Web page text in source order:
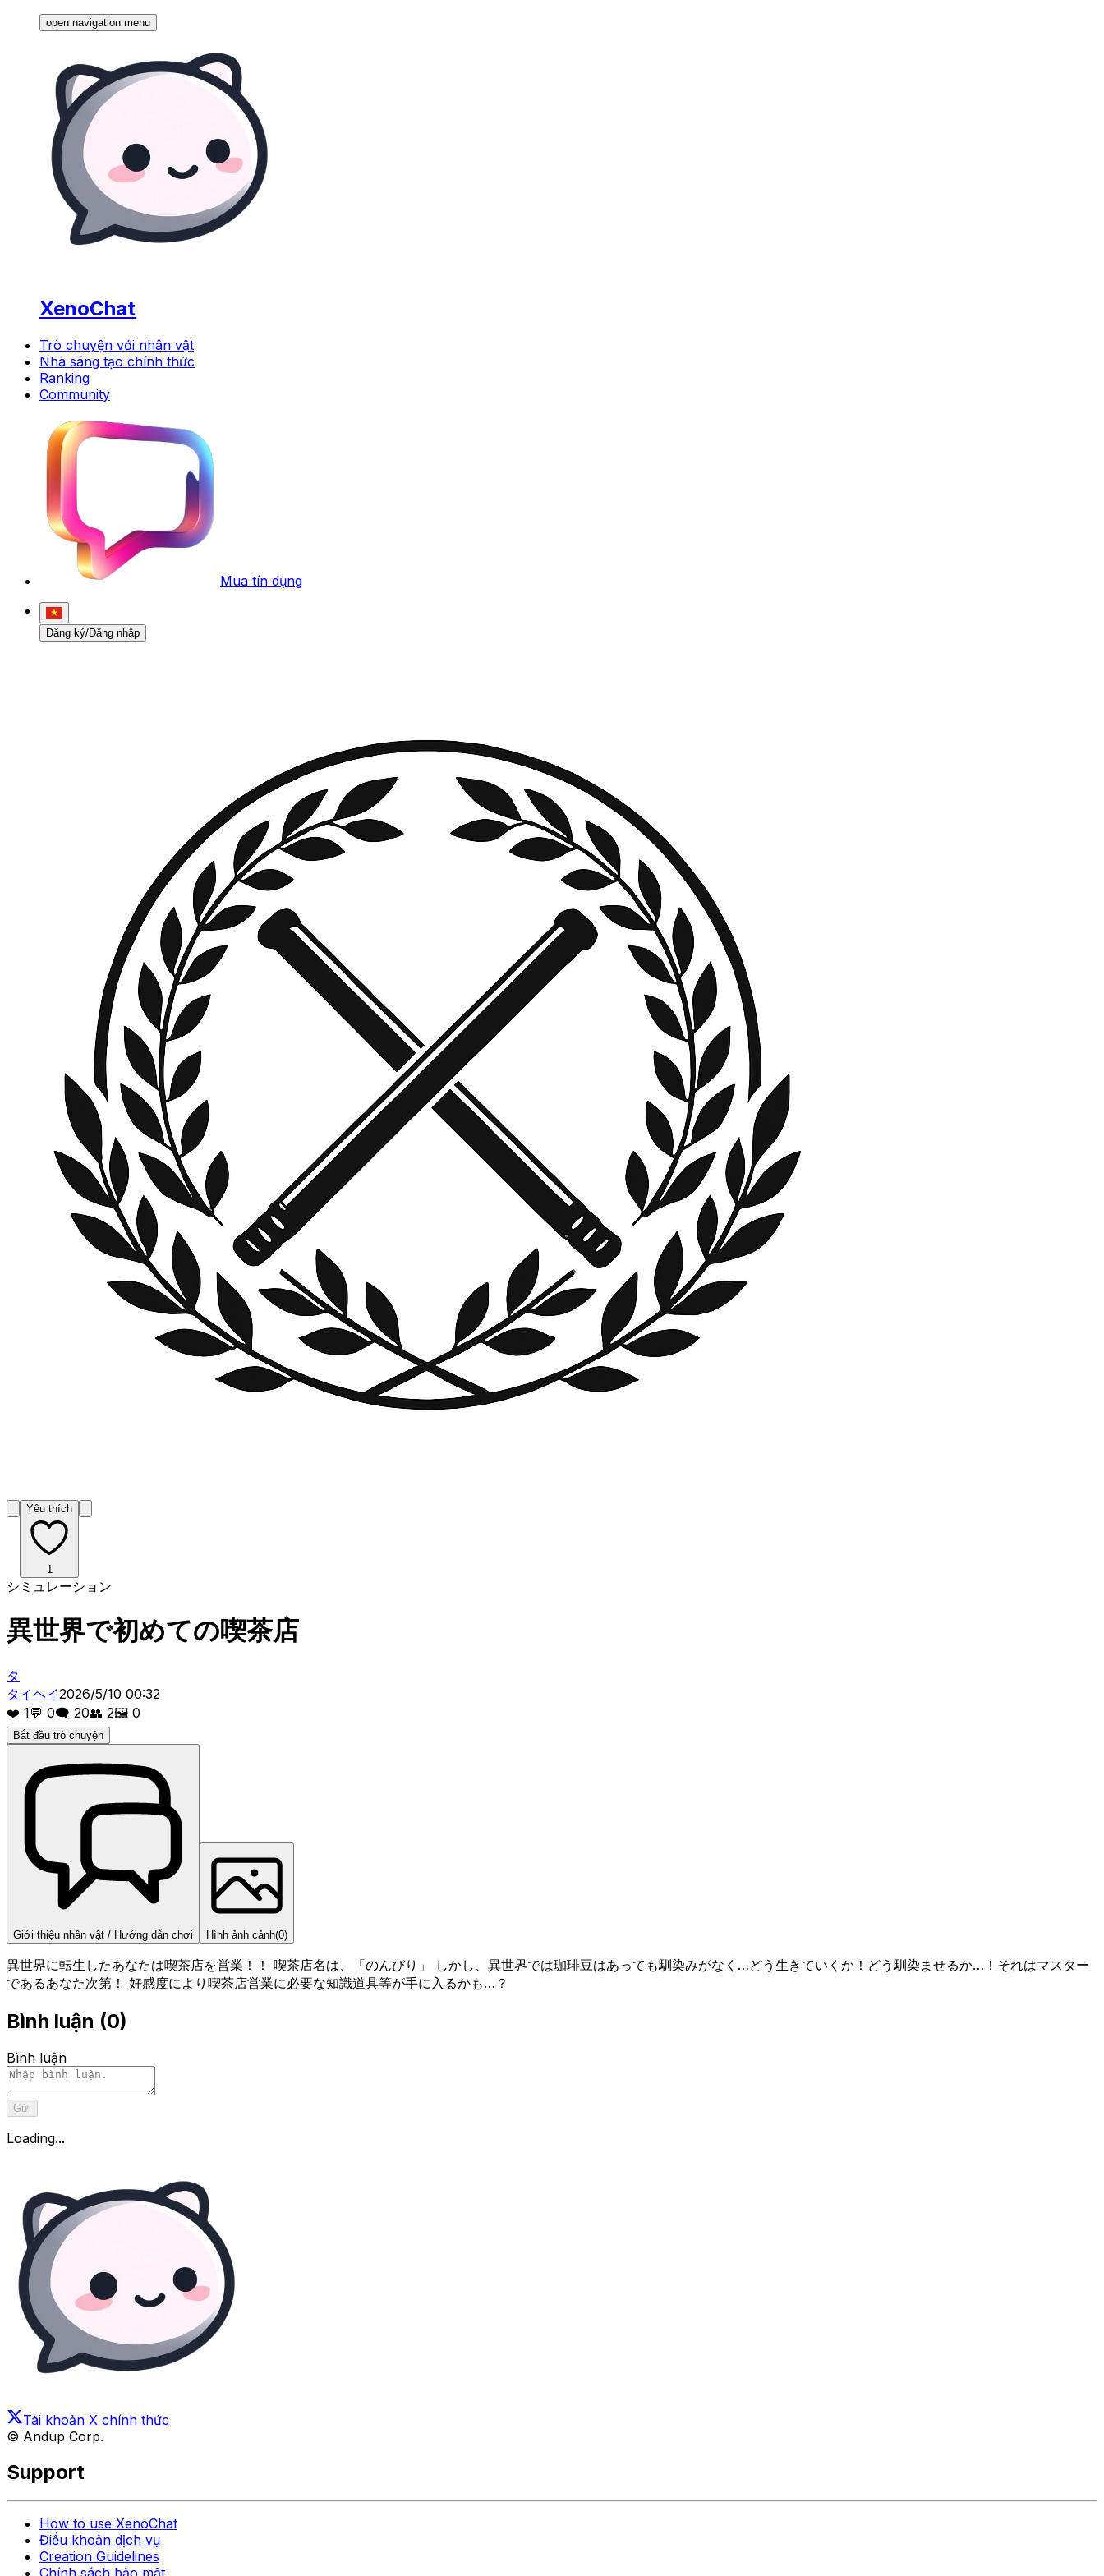
open navigation menu
XenoChat
Trò chuyện với nhân vật
Nhà sáng tạo chính thức
Ranking
Community
Mua tín dụng
Đăng ký/Đăng nhập
Yêu thích
1
シミュレーション
異世界で初めての喫茶店
タ
タイヘイ2026/5/10 00:32
❤️ 1💬 0🗨️ 20👥 2🖼️ 0
Bắt đầu trò chuyện
Giới thiệu nhân vật / Hướng dẫn chơi Hình ảnh cảnh(0)
異世界に転生したあなたは喫茶店を営業！！ 喫茶店名は、「のんびり」 しかし、異世界では珈琲豆はあっても馴染みがなく…どう生きていくか！どう馴染ませるか…！それはマスター
であるあなた次第！ 好感度により喫茶店営業に必要な知識道具等が手に入るかも…？
Bình luận (0)
Bình luận
Gửi
Loading...
Tài khoản X chính thức
© Andup Corp.
Support
How to use XenoChat
Điều khoản dịch vụ
Creation Guidelines